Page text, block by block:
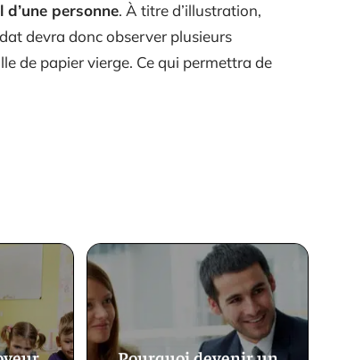
personne. À titre d’illustration,
devra donc observer plusieurs
de papier vierge. Ce qui permettra de